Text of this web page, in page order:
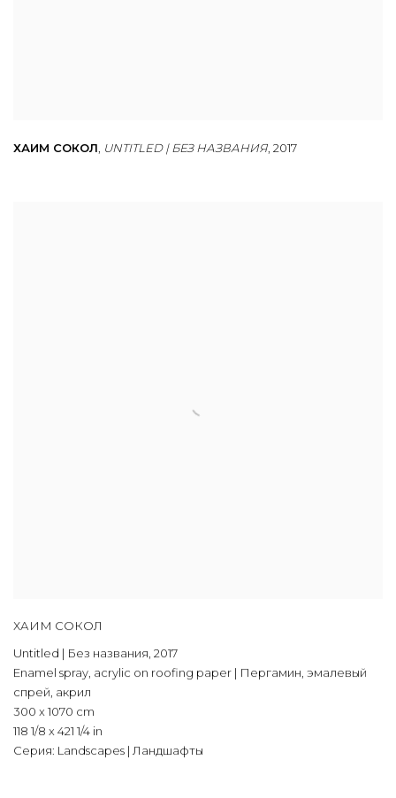
ХАИМ СОКОЛ UNTITLED | БЕЗ НАЗВАНИЯ 2017
ХАИМ СОКОЛ
Untitled | Без названия 2017
Enamel spray acrylic on roofing paper | Пергамин эмалевый
спрей акрил
300 x 1070 cm
118 1/8 x 421 1/4 in
Серия: Landscapes | Ландшафты